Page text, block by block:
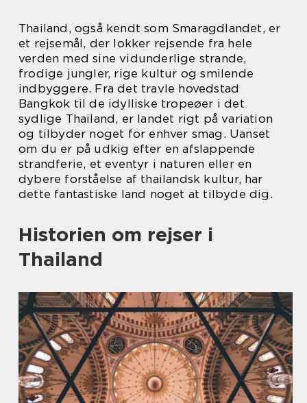
Thailand, også kendt som Smaragdlandet, er
et rejsemål, der lokker rejsende fra hele
verden med sine vidunderlige strande,
frodige jungler, rige kultur og smilende
indbyggere. Fra det travle hovedstad
Bangkok til de idylliske tropeøer i det
sydlige Thailand, er landet rigt på variation
og tilbyder noget for enhver smag. Uanset
om du er på udkig efter en afslappende
strandferie, et eventyr i naturen eller en
dybere forståelse af thailandsk kultur, har
dette fantastiske land noget at tilbyde dig.
Historien om rejser i
Thailand